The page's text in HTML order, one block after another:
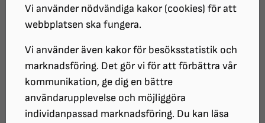
Vi använder nödvändiga kakor (cookies) för att
webbplatsen ska fungera.
Vi använder även kakor för besöksstatistik och
marknadsföring. Det gör vi för att förbättra vår
kommunikation, ge dig en bättre
användarupplevelse och möjliggöra
individanpassad marknadsföring. Du kan läsa
2016
Under 2016 utkom distriktet med tre
nummer av medlemsbladet.
SRF Bohusläns medlemsblad nr 1 2016